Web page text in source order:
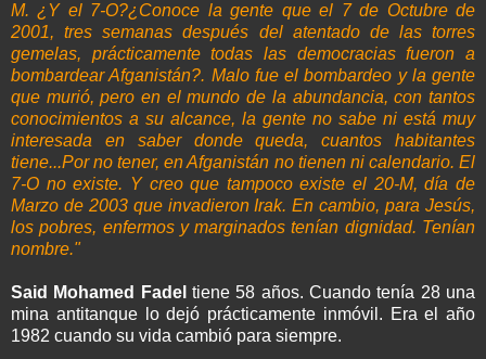
M. ¿Y el 7-O?¿Conoce la gente que el 7 de Octubre de
2001, tres semanas después del atentado de las torres
gemelas, prácticamentetodas las democraciasfueron a
bombardearAfganistán?. Malo fue el bombardeo y la gente
que murió, pero en el mundo de la abundancia, con tantos
conocimientos a su alcance, la gente no sabe ni está muy
interesada en saber donde queda, cuantos habitantes
tiene...Por no tener, enAfganistán no tienen ni calendario. El
7-O no existe. Y creo que tampoco existe el 20-M, día de
Marzo de 2003 que invadieron Irak. En cambio, para Jesús,
los pobres, enfermos y marginados tenían dignidad. Tenían
nombre."
Said Mohamed Fadel tiene 58 años. Cuando tenía 28 una
mina antitanque lo dejó prácticamente inmóvil . Era el año
1982 cuando su vida cambió para siempre.